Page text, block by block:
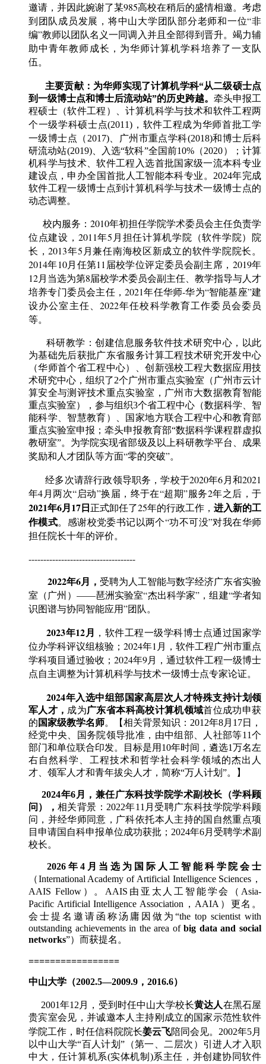
邀请，并因此婉谢了某985高校在稍后的盛情相邀。考虑
到团队成员发展 ，将中山大学团队部分老师和一位“非
编”教师以团队名义一同调入并且全部得到晋升。竭力辅
助中青年教师成长，为华师计算机学科培养了一支队
伍。
主要贡献：为华师实现了计算机学科“从二级硕士点
到一级博士点和博士后流动站”的历史跨越。 牵头申报工
程硕士（软件工程）、计算机科学与技术和软件工程两
个一级学科硕士点(2011)，软件工程成为华师首批工学
一级博士点（ 2017)、广州市重点学科(2018)和博士后科
研流动站(2019)、入选“软科”全国前10%（2020）；计算
机科学与技术、软件工程入选首批国家级一流本科专业
建设点，申办全国首批人工智能本科专业。2024年完成
软件工程一级博士点到计算机科学与技术一级博士点的
动态调整。
校内服务： 2010年初担任学院学术委员会主任负责学
位点建设 ， 2011年5月担任计算机学院（软件学院）院
长 ，2013年5月兼任南海校区新成立的软件学院院长。
2014年10月任第11届校学位评定委员会副主席，2019年
12月当选为第8届校学术委员会副主任、教学指导与人才
培养专门委员会主任，2021年任华师-华为“智能基座”建
设办公室主任、2022年任校科学教育工作委员会委员
等。
科研教学：创建信息服务软件技术研究中心，以此
为基础先后获批广东省服务计算工程技术研究开发中心
（华师首个省工程中心）、创新强校工程大数据应用技
术研究中心，组织了2个广州市重点实验室（广州市云计
算安全与测评技术重点实验室，广州市大数据教育智能
重点实验室），参与组织3个省工程中心（数据科学、智
能科学、智慧教育）、国家地方联合工程中心和教育部
重点实验室申报；牵头申报教育部“数据科学课程群虚拟
教研室”。为学院实现省部级及以上科研教学平台、
成果
奖励和人才团队等方面“零的突破”。
经多次请辞行政领导职务，学校于2020年6月和2021
年4月两次“启动”换届，终于在“超期”服务2年之后，于
2021年6月17日正式卸任了25年的行政工作， 进入新的工
作模式。感谢校党委书记以两个“功不可没”对我在华师
担任院长十年的评价。
------------------------------------
2022年6月， 受聘为人工智能与数字经济广东省实验
室（广州）——琶洲实验室“杰出科学家”，组建“学者知
识图谱与协同智能应用”团队。
2023年12月 ，软件工程一级学科博士点通过国家学
位办学科评议组核验； 2024年1月，软件工程广州市重点
学科项目通过验收；2024年9月，通过软件工程一级博士
点自主调整为计算机科学与技术一级博士点专家论证。
2024年入选中组部国家高层次人才特殊支持计划领
军人才， 成为广东省本科高校计算机领域首位成功申获
的 国家级教学名师。【相关背景知识：2012年8月17日，
经党中央、国务院领导批准，由中组部、人社部等11个
部门和单位联合印发。目标是用10年时间，遴选1万名左
右自然科学、工程技术和哲学社会科学领域的杰出人
才、领军人才和青年拔尖人才，简称“万人计划”。】
2024年6月，兼任广东科技学院学术副校长（学科顾
问），相关背景：2022年11月受聘广东科技学院学科顾
问，并经华师同意，广科依托本人主持的国自然重点项
目申请国自科申报单位成功获批；2024年6月受聘学术副
校长。
2026年4月当选为国际人工智能科学院会士
（International Academy of Artificial Intelligence Sciences，
AAIS Fellow）。AAIS由亚太人工智能学会（Asia-
Pacific Artificial Intelligence Association，AAIA）更名。
会士提名邀请函称汤庸因做为“the top scientist with
outstanding achievements in the area ofbig data and social
networks”）而获提名。
=================
中山大学 （2002.5—2009.9，2016.6）
2001年12月，受到时任中山大学校长黄达人在黑石屋
贵宾室会见，并诚邀本人主持刚成立的国家示范性软件
学院工作， 时任信科院院长姜云飞陪同会见。2002年5月
以中山大学“百人计划”（第一、二层次）引进人才入职
中大，任计算机系(实体机制)系主任，并创建协同软件